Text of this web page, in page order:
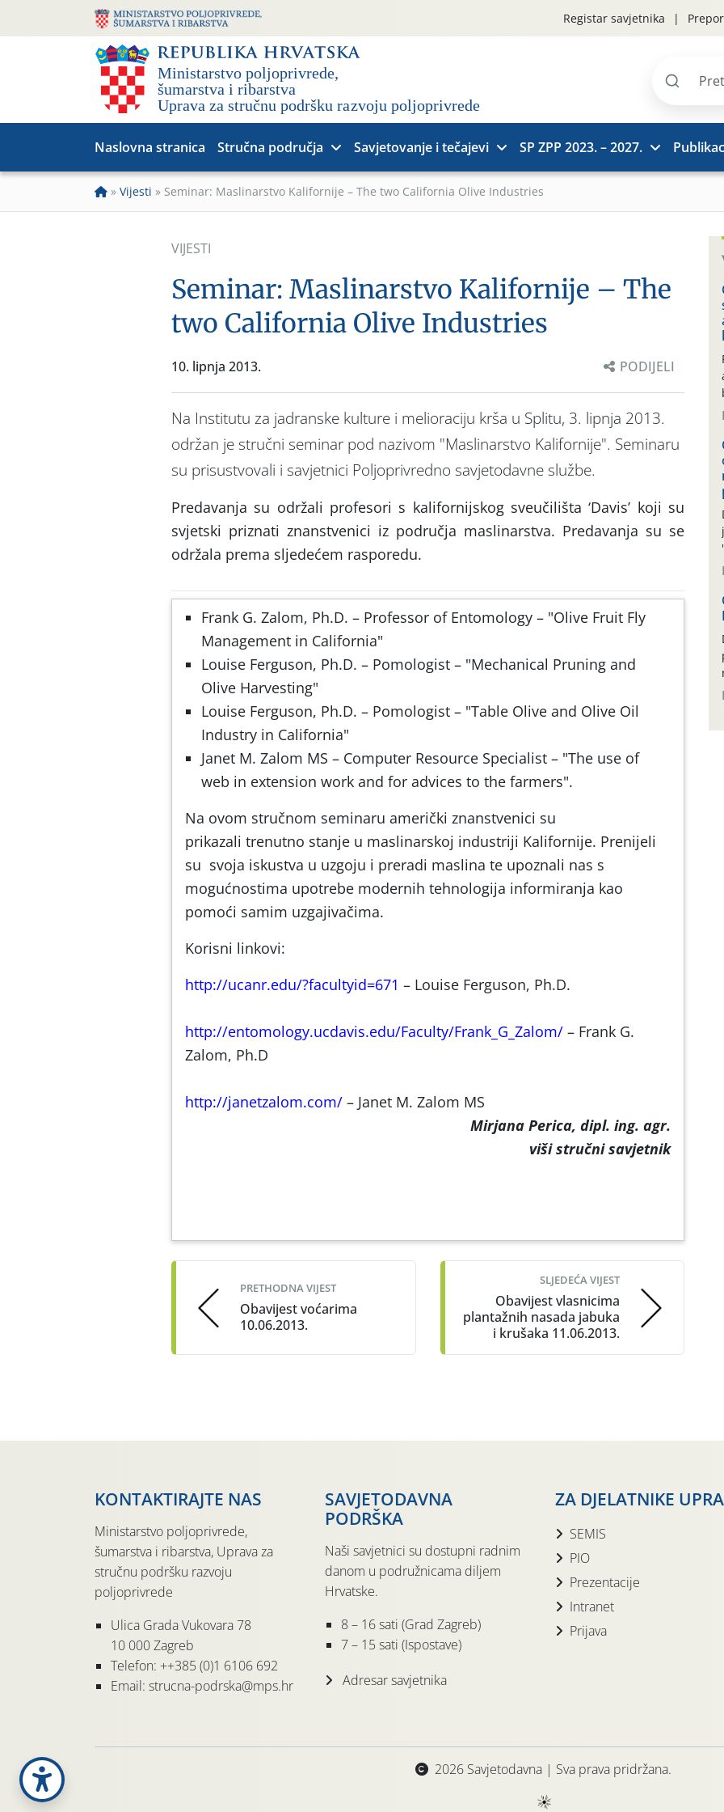
Registar savjetnika
Pretraži
Naslovna stranica Stručna područja Savjetovanje i tečajevi SP ZPP 2023. – 2027.
» Vijesti » Seminar: Maslinarstvo Kalifornije – The two California Olive Industries
VIJESTI
Seminar: Maslinarstvo Kalifornije – The
two California Olive Industries
10. lipnja 2013. PODIJELI
Na Institutu za jadranske kulture i melioraciju krša u Splitu, 3. lipnja 2013.
održan je stručni seminar pod nazivom "Maslinarstvo Kalifornije". Seminaru
su prisustvovali i savjetnici Poljoprivredno savjetodavne službe.
Predavanja su održali profesori s kalifornijskog sveučilišta ‘Davis’ koji su
svjetski priznati znanstvenici iz područja maslinarstva. Predavanja su se
održala prema sljedećem rasporedu.
Frank G. Zalom, Ph.D. – Professor of Entomology – "Olive Fruit Fly
Management in California"
Louise Ferguson, Ph.D. – Pomologist – "Mechanical Pruning and
Olive Harvesting"
Louise Ferguson, Ph.D. – Pomologist – "Table Olive and Olive Oil
Industry in California"
Janet M. Zalom MS – Computer Resource Specialist – "The use of
web in extension work and for advices to the farmers".
Na ovom stručnom seminaru američki znanstvenici su
prikazali trenutno stanje u maslinarskoj industriji Kalifornije. Prenijeli
su svoja iskustva u uzgoju i preradi maslina te upoznali nas s
mogućnostima upotrebe modernih tehnologija informiranja kao
pomoći samim uzgajivačima.
Korisni linkovi:
http://ucanr.edu/?facultyid=671 – Louise Ferguson, Ph.D.
http://entomology.ucdavis.edu/Faculty/Frank_G_Zalom/ – Frank G.
Zalom, Ph.D
http://janetzalom.com/ – Janet M. Zalom MS
Mirjana Perica, dipl. ing. agr.
viši stručni savjetnik
Post
navigation
PRETHODNA VIJEST
Obavijest voćarima
10.06.2013.
SLJEDEĆA VIJEST
Obavijest vlasnicima
plantažnih nasada jabuka
i krušaka 11.06.2013.
KONTAKTIRAJTE NAS
Ministarstvo poljoprivrede,
šumarstva i ribarstva, Uprava za
stručnu podršku razvoju
poljoprivrede
Ulica Grada Vukovara 78
10 000 Zagreb
Telefon: ++385 (0)1 6106 692
Email: strucna-podrska@mps.hr
SAVJETODAVNA
PODRŠKA
Naši savjetnici su dostupni radnim
danom u podružnicama diljem
Hrvatske.
8 – 16 sati (Grad Zagreb)
7 – 15 sati (Ispostave)
Adresar savjetnika
ZA DJELATNIKE
SEMIS
PIO
Prezentacije
Intranet
Prijava
2026 Savjetodavna | Sva prava pridržana.